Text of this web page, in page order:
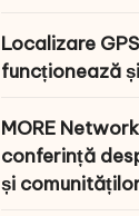
Localizare
funcționează
MORE
conferință
și